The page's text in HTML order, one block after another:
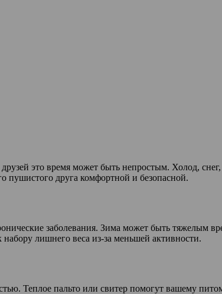
это время может быть непростым. Холод,
пушистого друга комфортной и безопасной.
заболевания. Зима может быть тяжелым
лишнего веса из-за меньшей активности.
Теплое пальто или свитер помогут вашему